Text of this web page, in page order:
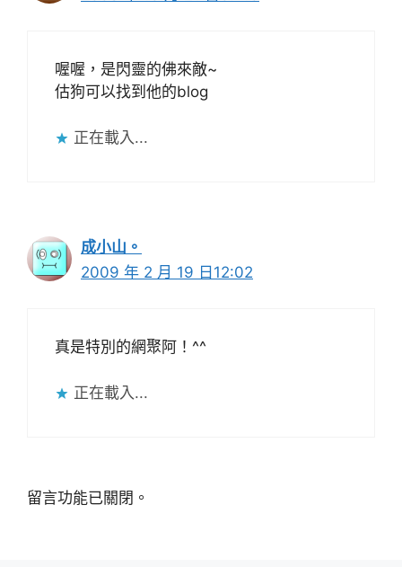
喔喔，是閃靈的佛來敵~
估狗可以找到他的blog
正在載入...
成小山。
2009 年 2 月 19 日12:02
真是特別的網聚阿！^^
正在載入...
留言功能已關閉。